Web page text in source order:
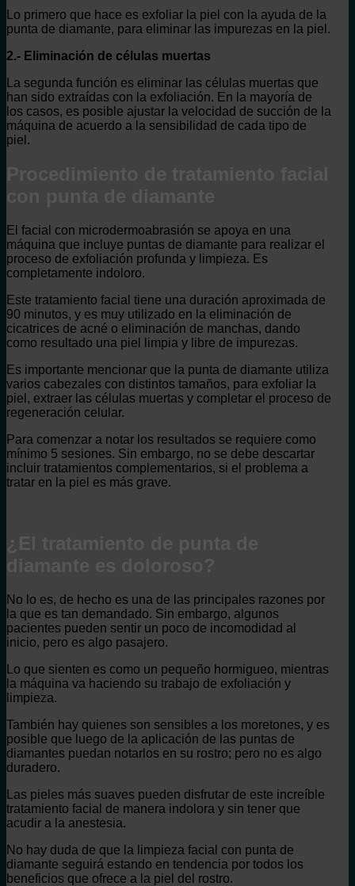
Lo primero que hace es exfoliar la piel con la ayuda de la
punta de diamante, para eliminar las impurezas en la piel.
2.- Eliminación de células muertas
La segunda función es eliminar las células muertas que
han sido extraídas con la exfoliación. En la mayoría de
los casos, es posible ajustar la velocidad de succión de la
máquina de acuerdo a la sensibilidad de cada tipo de
piel.
El facial con microdermoabrasión se apoya en una
máquina que incluye puntas de diamante para realizar el
proceso de exfoliación profunda y limpieza. Es
completamente indoloro.
Este tratamiento facial tiene una duración aproximada de
90 minutos, y es muy utilizado en la eliminación de
cicatrices de acné o eliminación de manchas, dando
como resultado una piel limpia y libre de impurezas.
Es importante mencionar que la punta de diamante utiliza
varios cabezales con distintos tamaños, para exfoliar la
piel, extraer las células muertas y completar el proceso de
regeneración celular.
Para comenzar a notar los resultados se requiere como
mínimo 5 sesiones. Sin embargo, no se debe descartar
incluir tratamientos complementarios, si el problema a
tratar en la piel es más grave.
No lo es, de hecho es una de las principales razones por
la que es tan demandado. Sin embargo, algunos
pacientes pueden sentir un poco de incomodidad al
inicio, pero es algo pasajero.
Lo que sienten es como un pequeño hormigueo, mientras
la máquina va haciendo su trabajo de exfoliación y
limpieza.
También hay quienes son sensibles a los moretones, y es
posible que luego de la aplicación de las puntas de
diamantes puedan notarlos en su rostro; pero no es algo
duradero.
Las pieles más suaves pueden disfrutar de este increíble
tratamiento facial de manera indolora y sin tener que
acudir a la anestesia.
No hay duda de que la limpieza facial con punta de
diamante seguirá estando en tendencia por todos los
beneficios que ofrece a la piel del rostro.